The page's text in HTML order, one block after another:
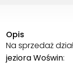
Opis
Na sprzedaż
jeziora Woświn: